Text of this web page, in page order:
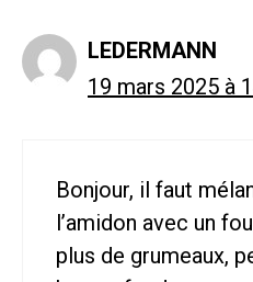
LEDERMANN
19 mars 2025 à
Bonjour, il faut
l’amidon avec un
plus de grumeaux,